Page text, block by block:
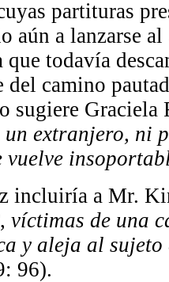
partituras
aún a lanzarse
todavía
camino
sugiere
extranjero, ni
incluiría a Mr.
víctimas de una
y aleja al sujeto
96).